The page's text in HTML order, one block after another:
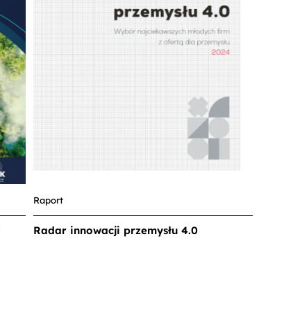
Raport
Radar innowacji przemysłu 4.0